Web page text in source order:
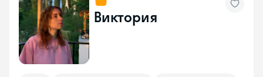
Виктория